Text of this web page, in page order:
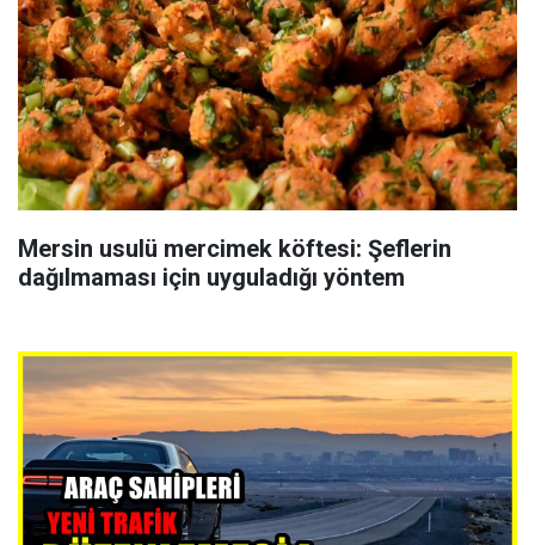
Mersin usulü mercimek köftesi: Şeflerin
dağılmaması için uyguladığı yöntem